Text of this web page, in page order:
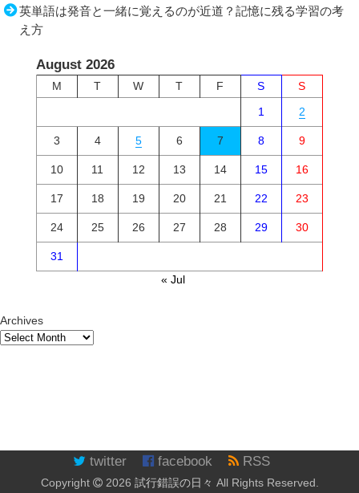
英単語は発音と一緒に覚えるのが近道？記憶に残る学習の考
え方
August 2026
M T W T F S
S
1
2
3 4 5 6 7 8 9
10 11 12 13 14 15 16
17 18 19 20 21 22 23
24 25 26 27 28 29 30
31
« Jul
Archives
twitter facebook RSS
Copyright 2026 試行錯誤の日々 All Rights Reserved.